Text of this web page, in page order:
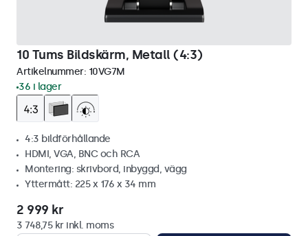
10 Tums Bildskärm, Metall (4:3)
Artikelnummer: 10VG7M
36 i lager
4:3 bildförhållande
HDMI, VGA, BNC och RCA
Montering: skrivbord, inbyggd, vägg
Yttermått: 225 x 176 x 34 mm
2 999 kr
3 748,75 kr inkl. moms